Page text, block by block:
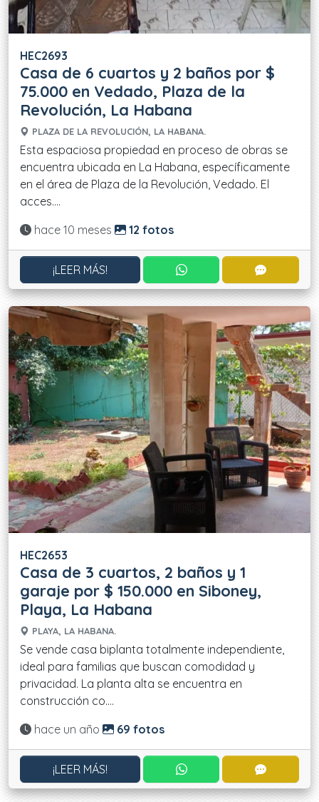
HEC2693
Casa de 6 cuartos y 2 baños por $
75.000 en Vedado, Plaza de la
Revolución, La Habana
PLAZA DE LA REVOLUCIÓN, LA HABANA.
Esta espaciosa propiedad en proceso de obras se
encuentra ubicada en La Habana, específicamente
en el área de Plaza de la Revolución, Vedado. El
acces....
Actualizado:
hace 10 meses 12 fotos
¡LEER MÁS! CONTACTAR POR
HEC2653
Casa de 3 cuartos, 2 baños y 1
garaje por $ 150.000 en Siboney,
Playa, La Habana
PLAYA, LA HABANA.
Se vende casa biplanta totalmente independiente,
ideal para familias que buscan comodidad y
privacidad. La planta alta se encuentra en
construcción co....
Actualizado:
hace un año 69 fotos
¡LEER MÁS! CONTACTAR POR